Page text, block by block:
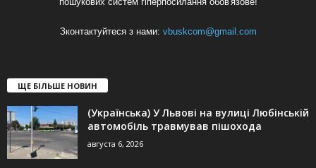
Зконтактуйтеся з нами: vbuskcom@gmail.com
ЩЕ БІЛЬШЕ НОВИН
(Українська) У Львові на вулиці Любінській
автомобіль травмував пішохода
августа 6, 2026